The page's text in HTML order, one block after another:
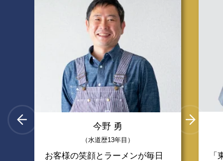
今野 勇
（水道歴13年目）
お客様の笑顔とラーメンが毎日